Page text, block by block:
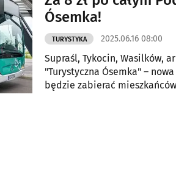
Ósemka!
TURYSTYKA 2025.06.16 08:00
Supraśl, Tykocin, Wasilków,
"Turystyczna Ósemka" –
będzie zabierać